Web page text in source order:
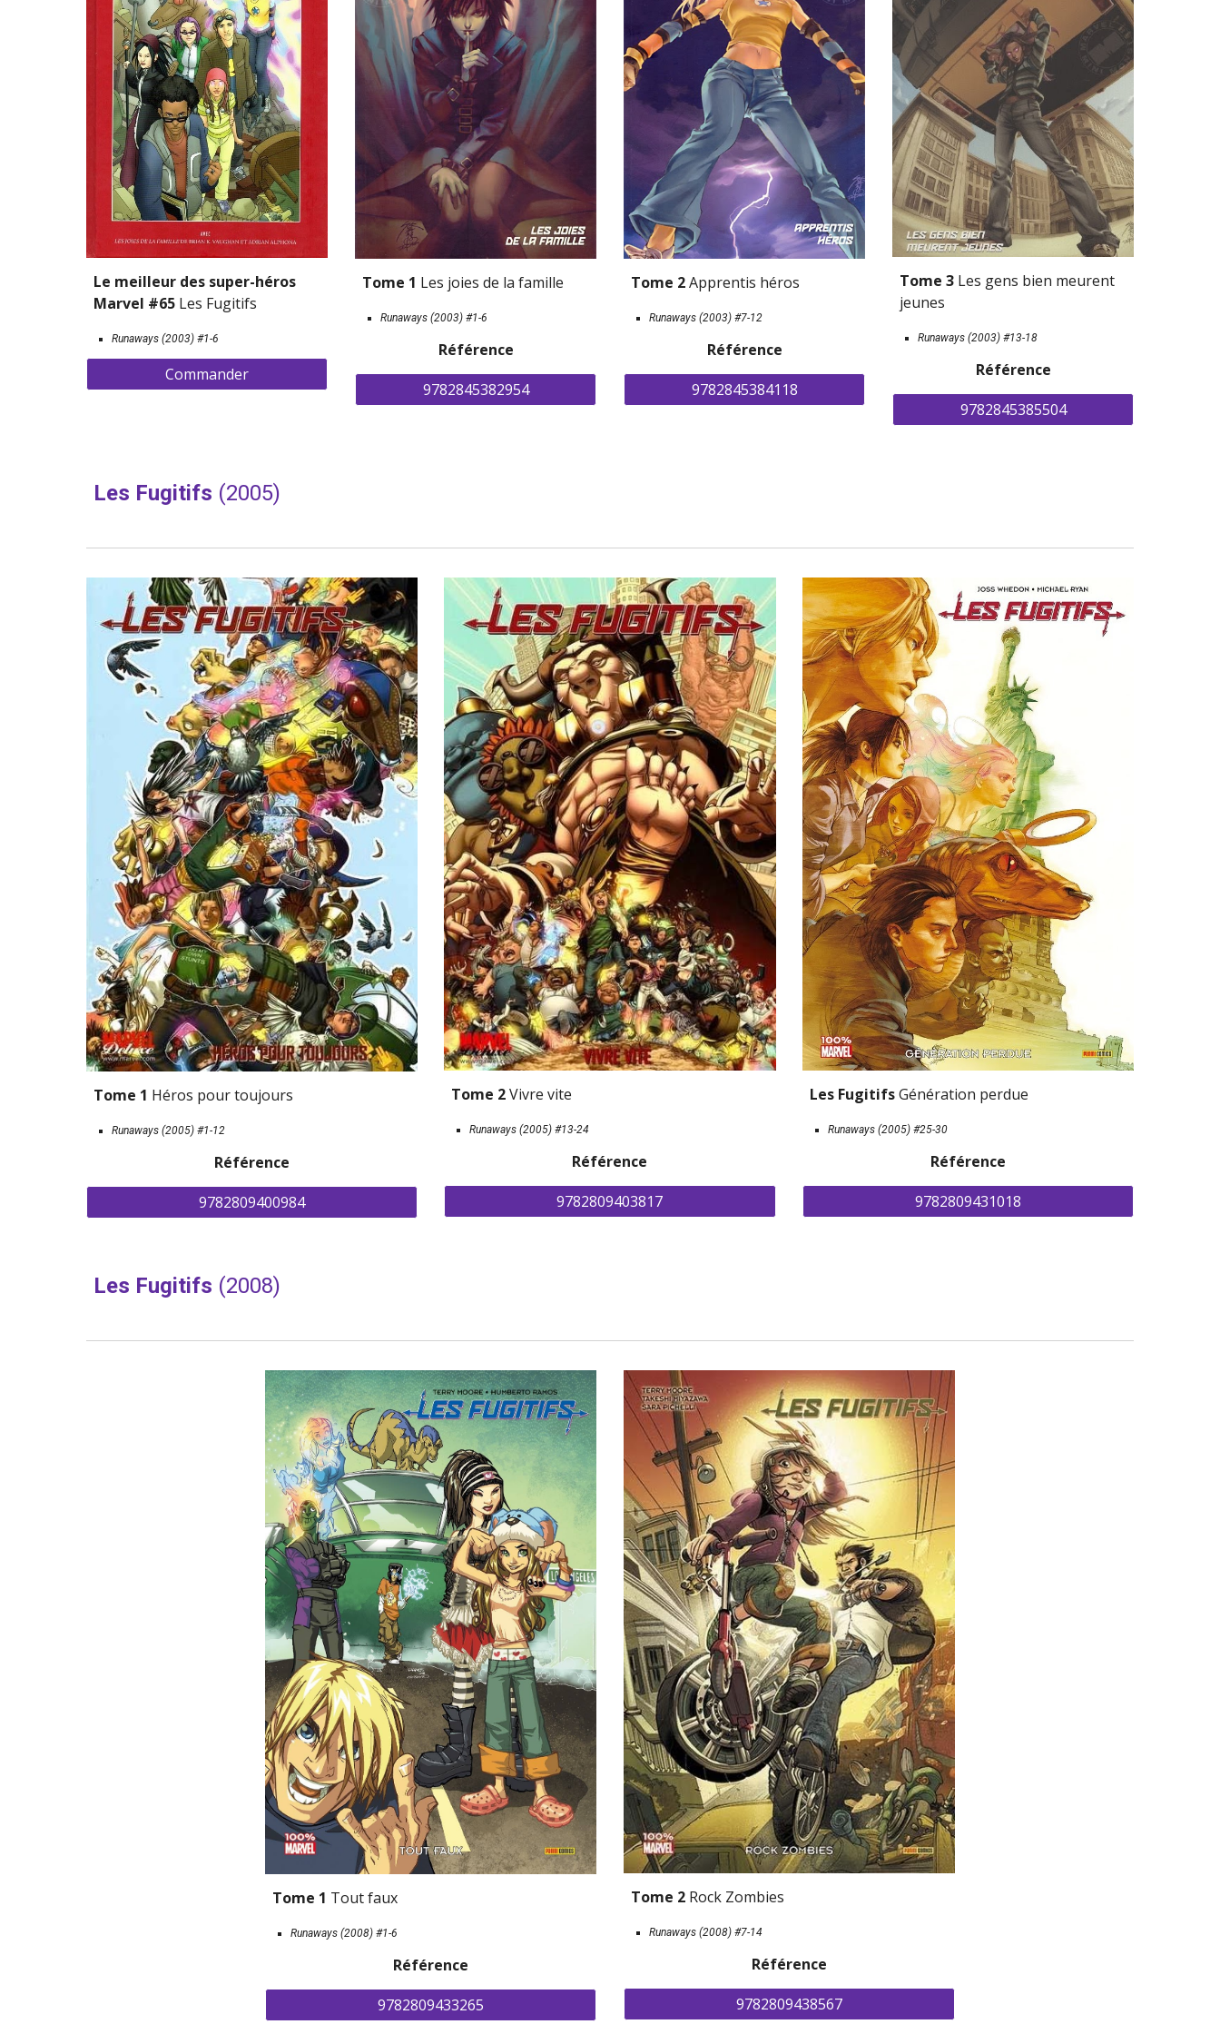
Le meilleur des super-héros
Marvel #65 Les Fugitifs
Runaways (2003) #1-6
Commander
Tome 1 Les joies de la famille
Runaways (2003) #1-6
Référence
9782845382954
Tome 2 Apprentis héros
Runaways (2003) #7-12
Référence
9782845384118
Tome 3 Les gens bien meurent
jeunes
Runaways (2003) #13-18
Référence
9782845385504
Les Fugitifs (2005)
Tome 1 Héros pour toujours
Runaways (2005) #1-12
Référence
9782809400984
Tome 2 Vivre vite
Runaways (2005) #13-24
Référence
9782809403817
Les Fugitifs Génération perdue
Runaways (2005) #25-30
Référence
9782809431018
Les Fugitifs (2008)
Tome 1 Tout faux
Runaways (2008) #1-6
Référence
9782809433265
Tome 2 Rock Zombies
Runaways (2008) #7-14
Référence
9782809438567